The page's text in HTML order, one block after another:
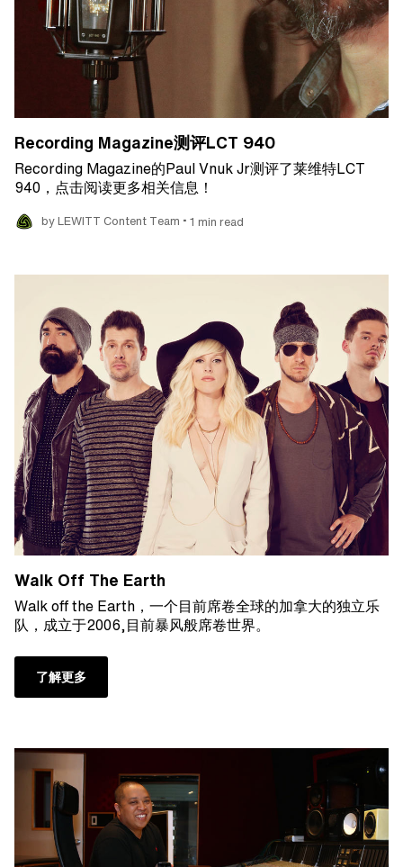
Recording Magazine测评LCT 940
Recording Magazine的Paul Vnuk Jr测评了莱维特LCT
940，点击阅读更多相关信息！
by LEWITT Content Team • 1 min read
Walk Off The Earth
Walk off the Earth，一个目前席卷全球的加拿大的独立乐
队，成立于2006,目前暴风般席卷世界。
了解更多